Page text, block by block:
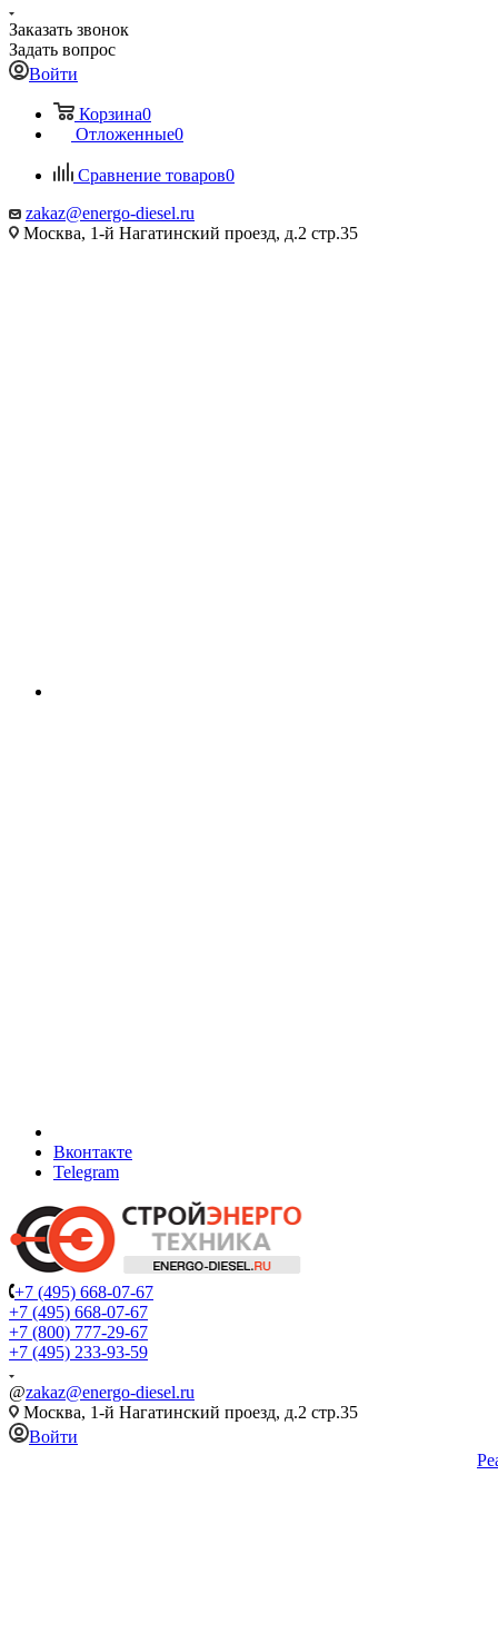
Заказать звонок
Задать вопрос
Войти
Корзина0
Отложенные0
Сравнение товаров0
zakaz@energo-diesel.ru
Москва, 1-й Нагатинский проезд, д.2 стр.35
Вконтакте
Telegram
+7 (495) 668-07-67
+7 (495) 668-07-67
+7 (800) 777-29-67
+7 (495) 233-93-59
@zakaz@energo-diesel.ru
Москва, 1-й Нагатинский проезд, д.2 стр.35
Войти